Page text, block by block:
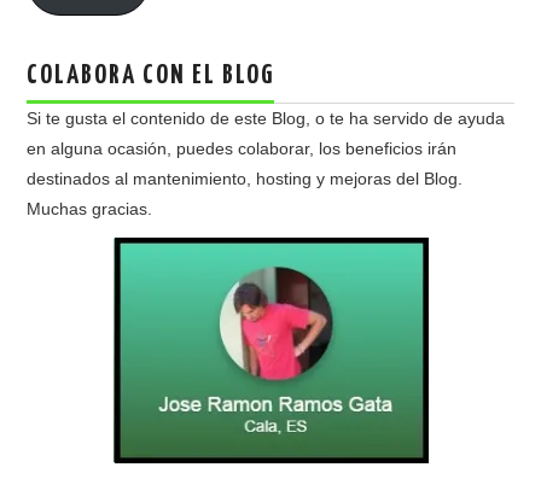
COLABORA CON EL BLOG
Si te gusta el contenido de este Blog, o te ha servido de ayuda
en alguna ocasión, puedes colaborar, los beneficios irán
destinados al mantenimiento, hosting y mejoras del Blog.
Muchas gracias.